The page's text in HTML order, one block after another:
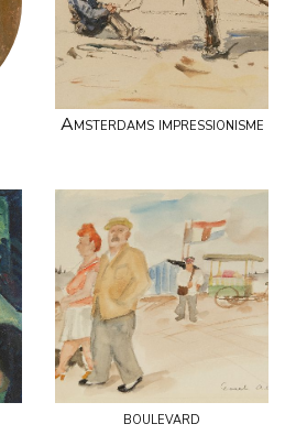
Amsterdams impressionisme
boulevard